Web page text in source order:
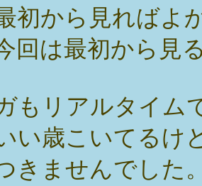
初から見ればよ
回は最初から見
もリアルタイム
い歳こいてるけ
きませんでした